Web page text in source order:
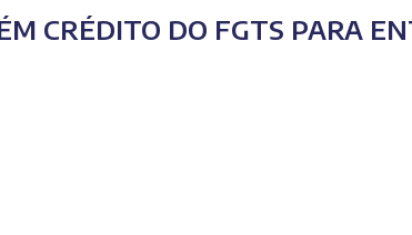
CRÉDITO DO FGTS PARA